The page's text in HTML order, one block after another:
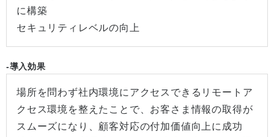
に構築
セキュリティレベルの向上
-導入効果
場所を問わず社内環境にアクセスできるリモートア
クセス環境を整えたことで、お客さま情報の取得が
スムーズになり、顧客対応の付加価値向上に成功